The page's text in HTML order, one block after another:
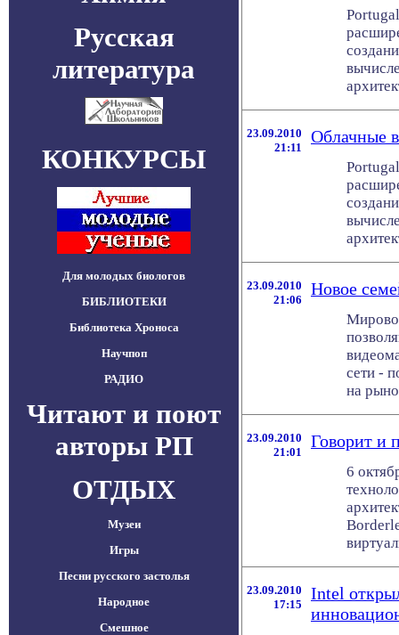
Русская
литература
КОНКУРСЫ
Для молодых биологов
БИБЛИОТЕКИ
Библиотека Хроноса
Научпоп
РАДИО
Читают и поют
авторы РП
ОТДЫХ
Музеи
Игры
Песни русского застолья
Народное
Смешное
23.09.2010
21:11
Облачные
23.09.2010
21:06
Новое
сети -
на
23.09.2010
21:01
Говорит и
6
23.09.2010
17:15
Intel